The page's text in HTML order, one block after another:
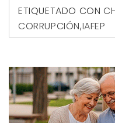
ETIQUETADO CON
CORRUPCIÓN,IAFEP